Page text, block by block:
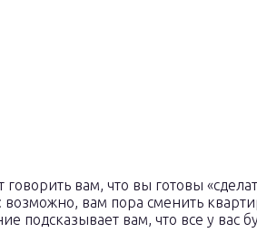
вам, что вы готовы
возможно, вам пора сменить
подсказывает вам, что все у вас